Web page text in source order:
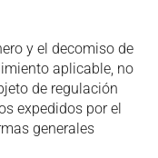
y el decomiso de
aplicable, no
de regulación
expedidos por el
generales